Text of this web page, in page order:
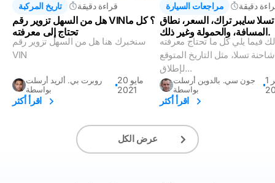
تاريخ المركبة قراءة دقيقة
هل من السهل تزوير رقم VIN؟ كل ما
تحتاج إلى معرفته
سنخبرك هنا هل من السهل تزوير رقم
VIN
روبرت بي. ألريد أرسلت
بواسطة
20 مايو
2021
اقرأ أكثر
مراجعات السيارة دقيقة
تسلا سايبر تراك، السعر، نطاق
المسافة، والحمولة وغير ذلك.
فيما يلي كل ما تحتاج معرفته
تسلا، مثل التاريخ المتوقع
لإطلاق...
جون سي. بالدوين أرسلت
بواسطة
1 فبراير
اقرأ أكثر
عرض الكل